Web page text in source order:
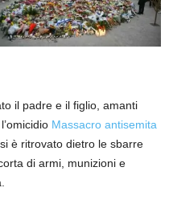
il padre e il figlio, amanti
Massacro antisemita
è ritrovato dietro le sbarre
di armi, munizioni e